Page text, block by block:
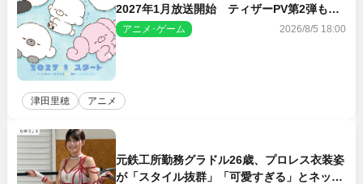
2027年1月放送開始 ティザーPV第2弾も解
禁に
アニメ･ゲーム 2026/8/5 18:00
津田里穂 アニメ
元鉄工所勤務グラドル26歳、プロレス衣装姿
が「スタイル抜群」「可愛すぎる」とネット